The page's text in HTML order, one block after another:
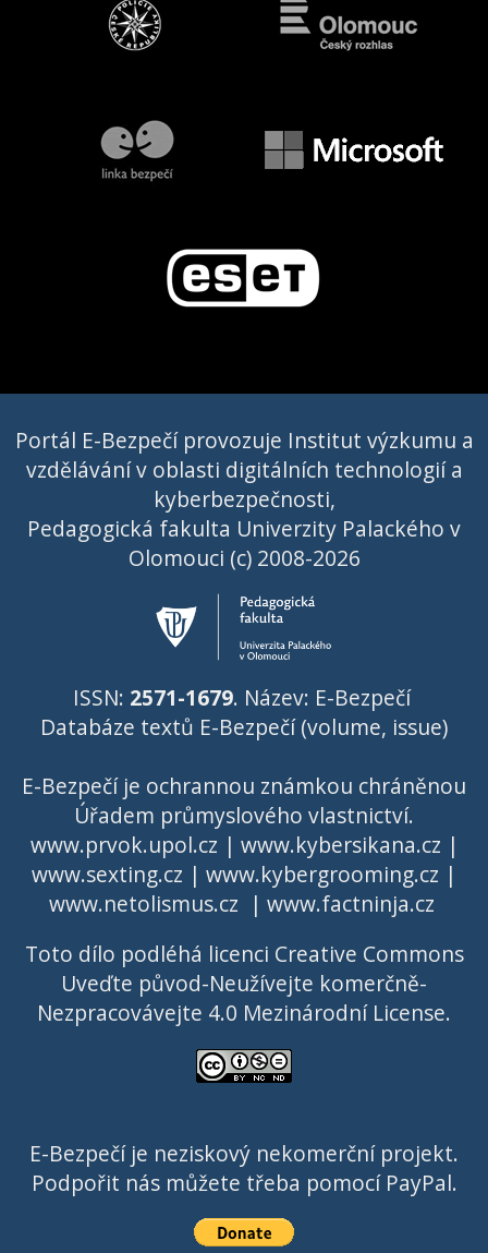
Portál E-Bezpečí provozuje Institut výzkumu a
vzdělávání v oblasti digitálních technologií a
kyberbezpečnosti,
Pedagogická fakulta Univerzity Palackého v
Olomouci (c) 2008-2026
ISSN: 2571-1679. Název: E-Bezpečí
Databáze textů E-Bezpečí (volume, issue)
E-Bezpečí je ochrannou známkou chráněnou
Úřadem průmyslového vlastnictví.
www.prvok.upol.cz | www.kybersikana.cz |
www.sexting.cz | www.kybergrooming.cz |
www.netolismus.cz | www.factninja.cz
Toto dílo podléhá licenci Creative Commons
Uveďte původ-Neužívejte komerčně-
Nezpracovávejte 4.0 Mezinárodní License.
E-Bezpečí je neziskový nekomerční projekt.
Podpořit nás můžete třeba pomocí PayPal.